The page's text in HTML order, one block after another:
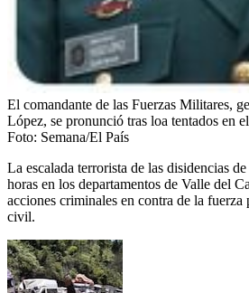
El comandante de las Fuerzas Militares,
López, se pronunció tras loa tentados en
Foto: Semana/El País
La escalada terrorista de las disidencias
horas en los departamentos de Valle del
acciones criminales en contra de la
civil.